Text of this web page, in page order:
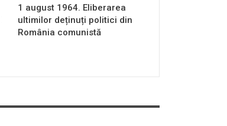
1 august 1964. Eliberarea
ultimilor deținuți politici din
România comunistă